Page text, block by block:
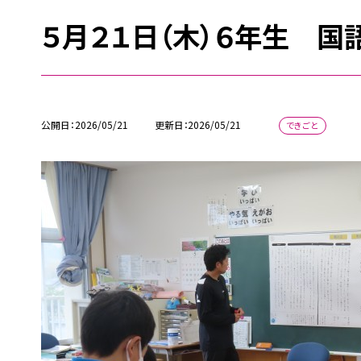
５月２１日（木）６年生 国
公開日 2026/05/21 更新日 2026/05/21 できごと